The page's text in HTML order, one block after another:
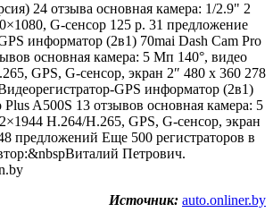
24 отзыва основная камера: 1/2.9" 2
G-сенсор 125 р. 31 предложение
информатор (2в1) 70mai Dash Cam Pro
основная камера: 5 Мп 140°, видео
GPS, G-сенсор, экран 2″ 480 x 360 278
GPS информатор (2в1)
Plus A500S 13 отзывов основная камера: 5
H.264/H.265, GPS, G-сенсор, экран
предложений Еще 500 регистраторов в
Петрович.
Источник: auto.onliner.by